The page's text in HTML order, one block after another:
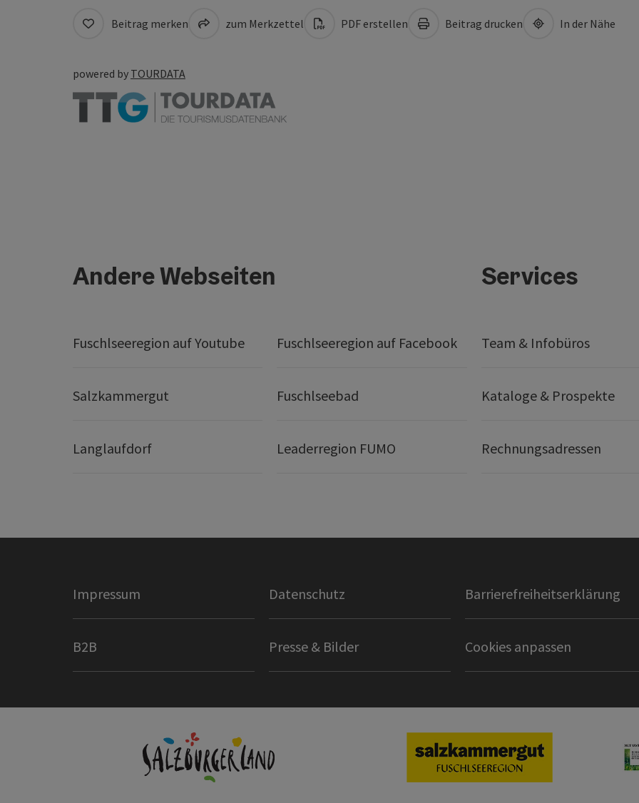
Beitrag merken zum Merkzettel PDF erstellen Beitrag drucken In der Nähe
powered by TOURDATA
Andere Webseiten
Fuschlseeregion auf Youtube Fuschlseeregion auf Facebook
Salzkammergut Fuschlseebad
Langlaufdorf Leaderregion FUMO
Services
Team & Infobüros
Kataloge & Prospekte
Rechnungsadressen
Impressum Datenschutz Barrierefreiheitserklärung
B2B Presse & Bilder Cookies anpassen